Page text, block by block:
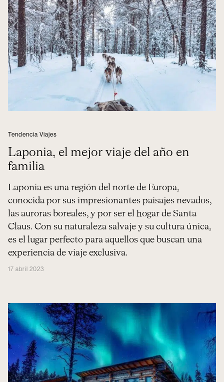
Tendencia Viajes
Laponia, el mejor viaje del año en
familia
Laponia es una región del norte de Europa,
conocida por sus impresionantes paisajes nevados,
las auroras boreales, y por ser el hogar de Santa
Claus. Con su naturaleza salvaje y su cultura única,
es el lugar perfecto para aquellos que buscan una
experiencia de viaje exclusiva.
17 abril 2023